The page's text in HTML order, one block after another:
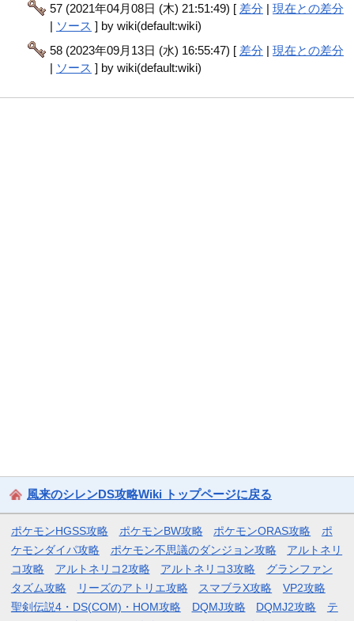
57 (2021年04月08日 (木) 21:51:49) [ 差分 |現在との差分
| ソース ] by wiki(default:wiki)
58 (2023年09月13日 (水) 16:55:47) [ 差分 |現在との差分
| ソース ] by wiki(default:wiki)
風来のシレンDS攻略Wiki トップページに戻る
ポケモンHGSS攻略 ポケモンBW攻略 ポケモンORAS攻略
ポ
ケモンダイパ攻略
ポケモン不思議のダンジョン攻略
アルトネリ
コ攻略
アルトネリコ2攻略 アルトネリコ3攻略
グランファン
タズム攻略
リーズのアトリエ攻略 スマブラX攻略
VP2攻略
聖剣伝説4・DS(COM)・HOM攻略
DQMJ攻略 DQMJ2攻略
テ